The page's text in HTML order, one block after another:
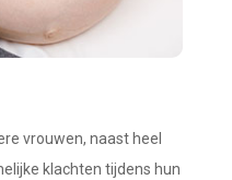
vrouwen, naast heel
klachten tijdens hun